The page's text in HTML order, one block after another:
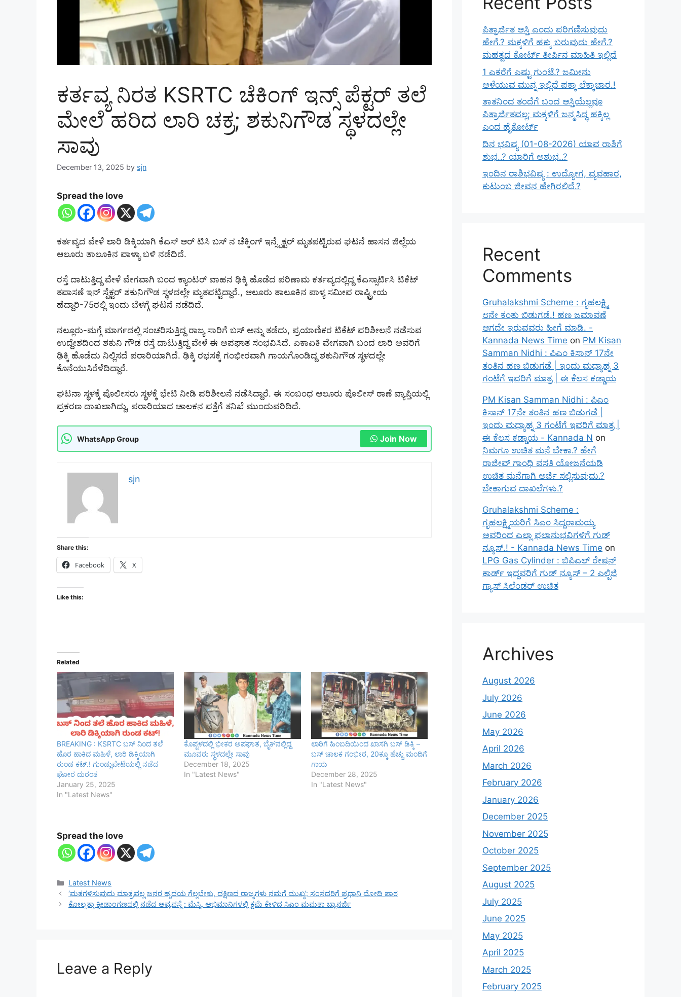
ಕರ್ತವ್ಯ ನಿರತ KSRTC ಚೆಕಿಂಗ್ ಇನ್ಸ್ ಪೆಕ್ಟರ್ ತಲೆ
ಮೇಲೆ ಹರಿದ ಲಾರಿ ಚಕ್ರ; ಶಕುನಿಗೌಡ ಸ್ಥಳದಲ್ಲೇ
ಸಾವು
December 13, 2025 by sjn
Spread the love
ಕರ್ತವ್ಯದ ವೇಳೆ ಲಾರಿ ಡಿಕ್ಕಿಯಾಗಿ ಕೆಎಸ್ ಆರ್ ಟಿಸಿ ಬಸ್ ನ ಚೆಕ್ಕಿಂಗ್ ಇನ್ಸ್ಪೆಕ್ಟರ್ ಮೃತಪಟ್ಟಿರುವ ಘಟನೆ ಹಾಸನ ಜಿಲ್ಲೆಯ
ಆಲೂರು ತಾಲೂಕಿನ ಪಾಳ್ಯಾ ಬಳಿ ನಡೆದಿದೆ.
ರಸ್ತೆ ದಾಟುತ್ತಿದ್ದ ವೇಳೆ ವೇಗವಾಗಿ ಬಂದ ಕ್ಯಾಂಟ‌ರ್ ವಾಹನ ಢಿಕ್ಕಿ ಹೊಡೆದ ಪರಿಣಾಮ ಕರ್ತವ್ಯದಲ್ಲಿದ್ದ ಕೆಎಸ್ಸಾರ್ಟಿಸಿ ಟಿಕೆಟ್
ತಪಾಸಣೆ ಇನ್ ಸ್ಪೆಕ್ಟರ್ ಶಕುನಿಗೌಡ ಸ್ಥಳದಲ್ಲೇ ಮೃತಪಟ್ಟಿದ್ದಾರೆ., ಆಲೂರು ತಾಲೂಕಿನ ಪಾಳ್ಯ ಸಮೀಪ ರಾಷ್ಟ್ರೀಯ
ಹೆದ್ದಾರಿ-75ರಲ್ಲಿ ಇಂದು ಬೆಳಗ್ಗೆ ಘಟನೆ ನಡೆದಿದೆ.
ನಲ್ಲೂರು-ಮಗ್ಗೆ ಮಾರ್ಗದಲ್ಲಿ ಸಂಚರಿಸುತ್ತಿದ್ದ ರಾಜ್ಯ ಸಾರಿಗೆ ಬಸ್ ಅನ್ನು ತಡೆದು, ಪ್ರಯಾಣಿಕರ ಟಿಕೆಟ್ ಪರಿಶೀಲನೆ ನಡೆಸುವ
ಉದ್ದೇಶದಿಂದ ಶಕುನಿ ಗೌಡ ರಸ್ತೆ ದಾಟುತ್ತಿದ್ದ ವೇಳೆ ಈ ಅಪಘಾತ ಸಂಭವಿಸಿದೆ. ಏಕಾಏಕಿ ವೇಗವಾಗಿ ಬಂದ ಲಾರಿ ಅವರಿಗೆ
ಢಿಕ್ಕಿ ಹೊಡೆದು ನಿಲ್ಲಿಸದೆ ಪರಾರಿಯಾಗಿದೆ. ಢಿಕ್ಕಿ ರಭಸಕ್ಕೆ ಗಂಭೀರವಾಗಿ ಗಾಯಗೊಂಡಿದ್ದ ಶಕುನಿಗೌಡ ಸ್ಥಳದಲ್ಲೇ
ಕೊನೆಯುಸಿರೆಳೆದಿದ್ದಾರೆ.
ಘಟನಾ ಸ್ಥಳಕ್ಕೆ ಪೊಲೀಸರು ಸ್ಥಳಕ್ಕೆ ಭೇಟಿ ನೀಡಿ ಪರಿಶೀಲನೆ ನಡೆಸಿದ್ದಾರೆ. ಈ ಸಂಬಂಧ ಆಲೂರು ಪೊಲೀಸ್ ಠಾಣೆ ವ್ಯಾಪ್ತಿಯಲ್ಲಿ
ಪ್ರಕರಣ ದಾಖಲಾಗಿದ್ದು, ಪರಾರಿಯಾದ ಚಾಲಕನ ಪತ್ತೆಗೆ ತನಿಖೆ ಮುಂದುವರಿದಿದೆ.
WhatsApp Group Join Now
sjn
Share this:
Facebook X
Like this:
Related
BREAKING : KSRTC ಬಸ್ ನಿಂದ ತಲೆ
ಹೊರ ಹಾಕಿದ ಮಹಿಳೆ, ಲಾರಿ ಡಿಕ್ಕಿಯಾಗಿ
ರುಂಡ ಕಟ್.! ಗುಂಡ್ಲುಪೇಟೆಯಲ್ಲಿ ನಡೆದ
ಘೋರ ದುರಂತ
January 25, 2025
In "Latest News"
ಕೊಪ್ಪಳದಲ್ಲಿ ಭೀಕರ ಅಪಘಾತ, ಬೈಕ್‌ನಲ್ಲಿದ್ದ
ಮೂವರು ಸ್ಥಳದಲ್ಲೇ ಸಾವು
December 18, 2025
In "Latest News"
ಲಾರಿಗೆ ಹಿಂಬದಿಯಿಂದ ಖಾಸಗಿ ಬಸ್ ಡಿಕ್ಕಿ –
ಬಸ್ ಚಾಲಕ ಗಂಭೀರ, 20ಕ್ಕೂ ಹೆಚ್ಚು ಮಂದಿಗೆ
ಗಾಯ
December 28, 2025
In "Latest News"
Spread the love
Categories
Latest News
‘ಮತಗಳಿಸುವುದು ಮಾತ್ರವಲ್ಲ ಜನರ ಹೃದಯ ಗೆಲ್ಲಬೇಕು, ದಕ್ಷಿಣದ ರಾಜ್ಯಗಳು ನಮಗೆ ಮುಖ್ಯ’: ಸಂಸದರಿಗೆ ಪ್ರಧಾನಿ ಮೋದಿ ಪಾಠ
ಕೋಲ್ಕತ್ತಾ ಕ್ರೀಡಾಂಗಣದಲ್ಲಿ ನಡೆದ ಅವ್ಯವಸ್ಥೆ : ಮೆಸ್ಸಿ, ಅಭಿಮಾನಿಗಳಲ್ಲಿ ಕ್ಷಮೆ ಕೇಳಿದ ಸಿಎಂ ಮಮತಾ ಬ್ಯಾನರ್ಜಿ
Leave a Reply
ಪಿತ್ರಾರ್ಜಿತ ಆಸ್ತಿ ಎಂದು ಪರಿಗಣಿಸುವುದು
ಹೇಗೆ.? ಮಕ್ಕಳಿಗೆ ಹಕ್ಕು ಬರುವುದು ಹೇಗೆ.?
ಮಹತ್ವದ ಕೋರ್ಟ್ ತೀರ್ಪಿನ ಮಾಹಿತಿ ಇಲ್ಲಿದೆ
1 ಎಕರೆಗೆ ಎಷ್ಟು ಗುಂಟೆ.? ಜಮೀನು
ಅಳೆಯುವ ಮುನ್ನ ಇಲ್ಲಿದೆ ಪಕ್ಕಾ ಲೆಕ್ಕಾಚಾರ.!
ತಾತನಿಂದ ತಂದೆಗೆ ಬಂದ ಆಸ್ತಿಯೆಲ್ಲವೂ
ಪಿತ್ರಾರ್ಜಿತವಲ್ಲ; ಮಕ್ಕಳಿಗೆ ಜನ್ಮಸಿದ್ಧ ಹಕ್ಕಿಲ್ಲ
ಎಂದ ಹೈಕೋರ್ಟ್
ದಿನ ಭವಿಷ್ಯ (01-08-2026) ಯಾವ ರಾಶಿಗೆ
ಶುಭ..? ಯಾರಿಗೆ ಅಶುಭ..?
ಇಂದಿನ ರಾಶಿಭವಿಷ್ಯ : ಉದ್ಯೋಗ, ವ್ಯವಹಾರ,
ಕುಟುಂಬ ಜೀವನ ಹೇಗಿರಲಿದೆ.?
Recent
Comments
Gruhalakshmi Scheme : ಗೃಹಲಕ್ಷ್ಮಿ
೮ನೇ ಕಂತು ಬಿಡುಗಡೆ.! ಹಣ ಜಮಾವಣೆ
ಆಗದೇ ಇರುವವರು ಹೀಗೆ ಮಾಡಿ. -
Kannada News Time on PM Kisan
Samman Nidhi : ಪಿಎಂ ಕಿಸಾನ್ 17ನೇ
ತಂತಿನ ಹಣ ಬಿಡುಗಡೆ | ಇಂದು ಮಧ್ಯಾಹ್ನ 3
ಗಂಟೆಗೆ ಇವರಿಗೆ ಮಾತ್ರ | ಈ ಕೆಲಸ ಕಡ್ಡಾಯ
PM Kisan Samman Nidhi : ಪಿಎಂ
ಕಿಸಾನ್ 17ನೇ ತಂತಿನ ಹಣ ಬಿಡುಗಡೆ |
ಇಂದು ಮಧ್ಯಾಹ್ನ 3 ಗಂಟೆಗೆ ಇವರಿಗೆ ಮಾತ್ರ |
ಈ ಕೆಲಸ ಕಡ್ಡಾಯ - Kannada N on
ನಿಮಗೂ ಉಚಿತ ಮನೆ ಬೇಕಾ.? ಹೇಗೆ
ರಾಜೀವ್ ಗಾಂಧಿ ವಸತಿ ಯೋಜನೆಯಡಿ
ಉಚಿತ ಮನೆಗಾಗಿ ಅರ್ಜಿ ಸಲ್ಲಿಸುವುದು.?
ಬೇಕಾಗುವ ದಾಖಲೆಗಳು.?
Gruhalakshmi Scheme :
ಗೃಹಲಕ್ಷ್ಮಿಯರಿಗೆ ಸಿಎಂ ಸಿದ್ದರಾಮಯ್ಯ
ಅವರಿಂದ ಎಲ್ಲಾ ಫಲಾನುಭವಿಗಳಿಗೆ ಗುಡ್
ನ್ಯೂಸ್.! - Kannada News Time on
LPG Gas Cylinder : ಬಿಪಿಎಲ್ ರೇಷನ್
ಕಾರ್ಡ್ ಇದ್ದವರಿಗೆ ಗುಡ್ ನ್ಯೂಸ್ – 2 ಎಲ್ಪಿಜಿ
ಗ್ಯಾಸ್ ಸಿಲೆಂಡರ್ ಉಚಿತ
Archives
August 2026
July 2026
June 2026
May 2026
April 2026
March 2026
February 2026
January 2026
December 2025
November 2025
October 2025
September 2025
August 2025
July 2025
June 2025
May 2025
April 2025
March 2025
February 2025